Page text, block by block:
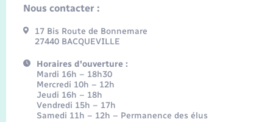
Nous contacter :
17 Bis Route de Bonnemare
27440 BACQUEVILLE
Horaires d'ouverture :
Mardi 16h – 18h30
Mercredi 10h – 12h
Jeudi 16h – 18h
Vendredi 15h – 17h
Samedi 11h – 12h – Permanence des élus